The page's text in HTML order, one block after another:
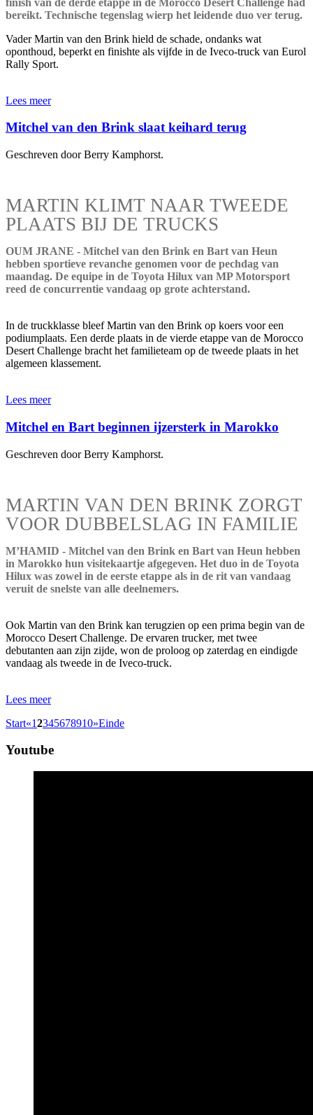
bereikt. Technische tegenslag wierp het leidende duo ver terug.
Vader Martin van den Brink hield de schade, ondanks wat
oponthoud, beperkt en finishte als vijfde in de Iveco-truck van Eurol
Rally Sport.
Lees meer
Mitchel van den Brink slaat keihard terug
Geschreven door Berry Kamphorst.
MARTIN KLIMT NAAR TWEEDE
PLAATS BIJ DE TRUCKS
OUM JRANE - Mitchel van den Brink en Bart van Heun
hebben sportieve revanche genomen voor de pechdag van
maandag. De equipe in de Toyota Hilux van MP Motorsport
reed de concurrentie vandaag op grote achterstand.
In de truckklasse bleef Martin van den Brink op koers voor een
podiumplaats. Een derde plaats in de vierde etappe van de Morocco
Desert Challenge bracht het familieteam op de tweede plaats in het
algemeen klassement.
Lees meer
Mitchel en Bart beginnen ijzersterk in Marokko
Geschreven door Berry Kamphorst.
MARTIN VAN DEN BRINK ZORGT
VOOR DUBBELSLAG IN FAMILIE
M’HAMID - Mitchel van den Brink en Bart van Heun hebben
in Marokko hun visitekaartje afgegeven. Het duo in de Toyota
Hilux was zowel in de eerste etappe als in de rit van vandaag
veruit de snelste van alle deelnemers.
Ook Martin van den Brink kan terugzien op een prima begin van de
Morocco Desert Challenge. De ervaren trucker, met twee
debutanten aan zijn zijde, won de proloog op zaterdag en eindigde
vandaag als tweede in de Iveco-truck.
Lees meer
Start«12345678910»Einde
Youtube